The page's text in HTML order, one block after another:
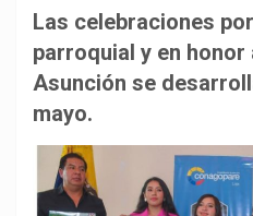
c
e
b
o
k
a
t
s
l
e
g
m
p
y
L
k
i
Las celebraciones
parroquial y en honor
Asunción se
mayo.